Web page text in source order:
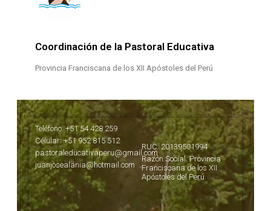
Coordinación de la Pastoral Educativa
Provincia Franciscana de los XII Apóstoles del Perú
Teléfono: +51 54 428 259
Célular: +51 952 815 512
pastoraleducativaperu@gmail.com
juanjosealania@hotmail.com
RUC: 20139501994
Razón Social: Provincia
Franciscana de los XII
Apóstoles del Perú